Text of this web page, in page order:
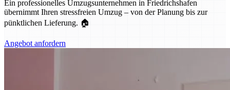
Ein professionelles Umzugsunternehmen in Friedrichshafen
übernimmt Ihren stressfreien Umzug – von der Planung bis zur
pünktlichen Lieferung. 🏠
Angebot anfordern